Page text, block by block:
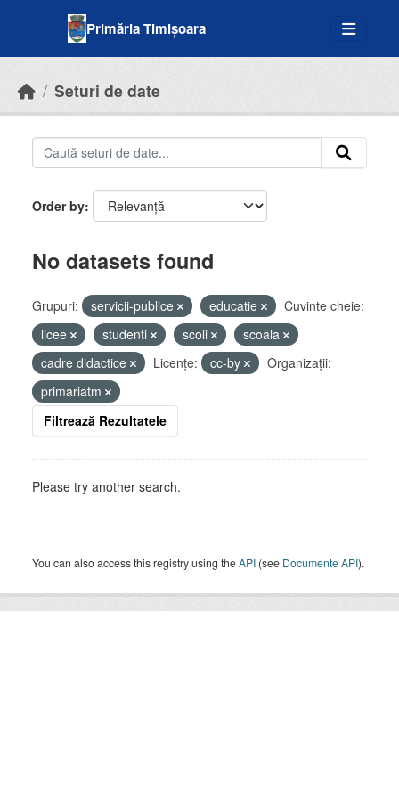
Primăria Timișoara
Seturi de date
Order by
No datasets found
Grupuri: servicii-publice educatie
Cuvinte cheie:
licee
studenti scoli
scoala
cadre didactice
Licenţe: cc-by
Organizații:
primariatm
Filtrează Rezultatele
Please try another search.
You can also access this registry using theAPI (see Documente API).